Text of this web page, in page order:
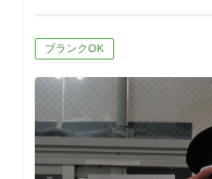
用意。また
祝い金、介
やテーマパ
などが利用可
据えて活躍
ブランクOK